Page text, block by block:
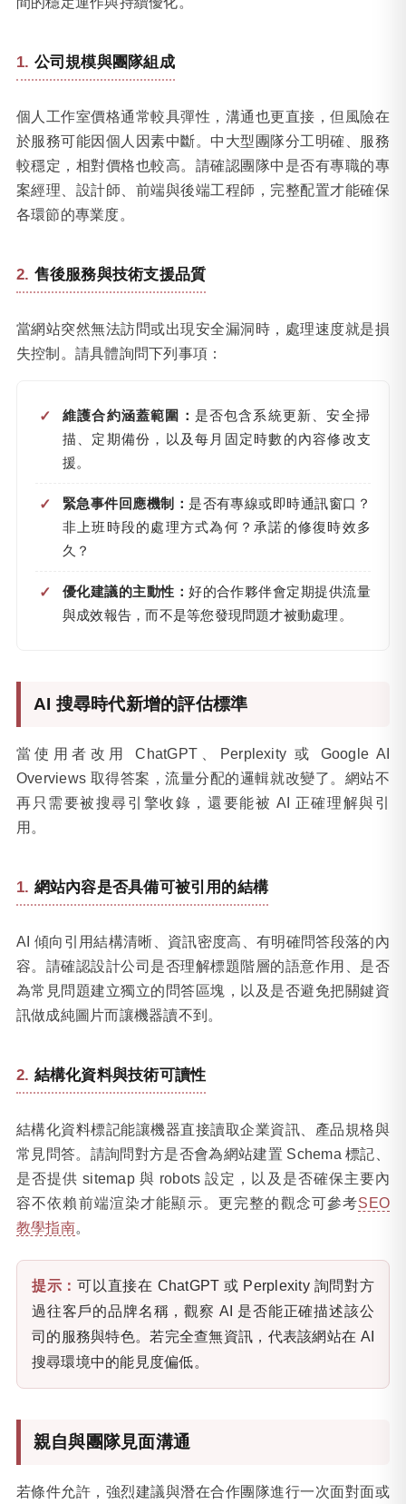
公司規模與團隊組成
個人工作室價格通常較具彈性，溝通也更直接，但風險在
於服務可能因個人因素中斷。中大型團隊分工明確、服務
較穩定，相對價格也較高。請確認團隊中是否有專職的專
案經理、設計師、前端與後端工程師，完整配置才能確保
各環節的專業度。
售後服務與技術支援品質
當網站突然無法訪問或出現安全漏洞時，處理速度就是損
失控制。請具體詢問下列事項：
維護合約涵蓋範圍： 是否包含系統更新、安全掃
描、定期備份，以及每月固定時數的內容修改支
援。
緊急事件回應機制： 是否有專線或即時通訊窗口？
非上班時段的處理方式為何？承諾的修復時效多
久？
優化建議的主動性：好的合作夥伴會定期提供流量
與成效報告，而不是等您發現問題才被動處理。
AI 搜尋時代新增的評估標準
當使用者改用 ChatGPT、Perplexity 或 Google AI
Overviews 取得答案，流量分配的邏輯就改變了。網站不
再只需要被搜尋引擎收錄，還要能被 AI 正確理解與引
用。
網站內容是否具備可被引用的結構
AI 傾向引用結構清晰、資訊密度高、有明確問答段落的內
容。請確認設計公司是否理解標題階層的語意作用、是否
為常見問題建立獨立的問答區塊，以及是否避免把關鍵資
訊做成純圖片而讓機器讀不到。
結構化資料與技術可讀性
結構化資料標記能讓機器直接讀取企業資訊、產品規格與
常見問答。請詢問對方是否會為網站建置 Schema 標記、
是否提供 sitemap 與 robots 設定，以及是否確保主要內
容不依賴前端渲染才能顯示。更完整的觀念可參考SEO
教學指南。
提示：可以直接在 ChatGPT 或 Perplexity 詢問對方
過往客戶的品牌名稱，觀察 AI 是否能正確描述該公
司的服務與特色。若完全查無資訊，代表該網站在 AI
搜尋環境中的能見度偏低。
親自與團隊見面溝通
若條件允許，強烈建議與潛在合作團隊進行一次面對面或